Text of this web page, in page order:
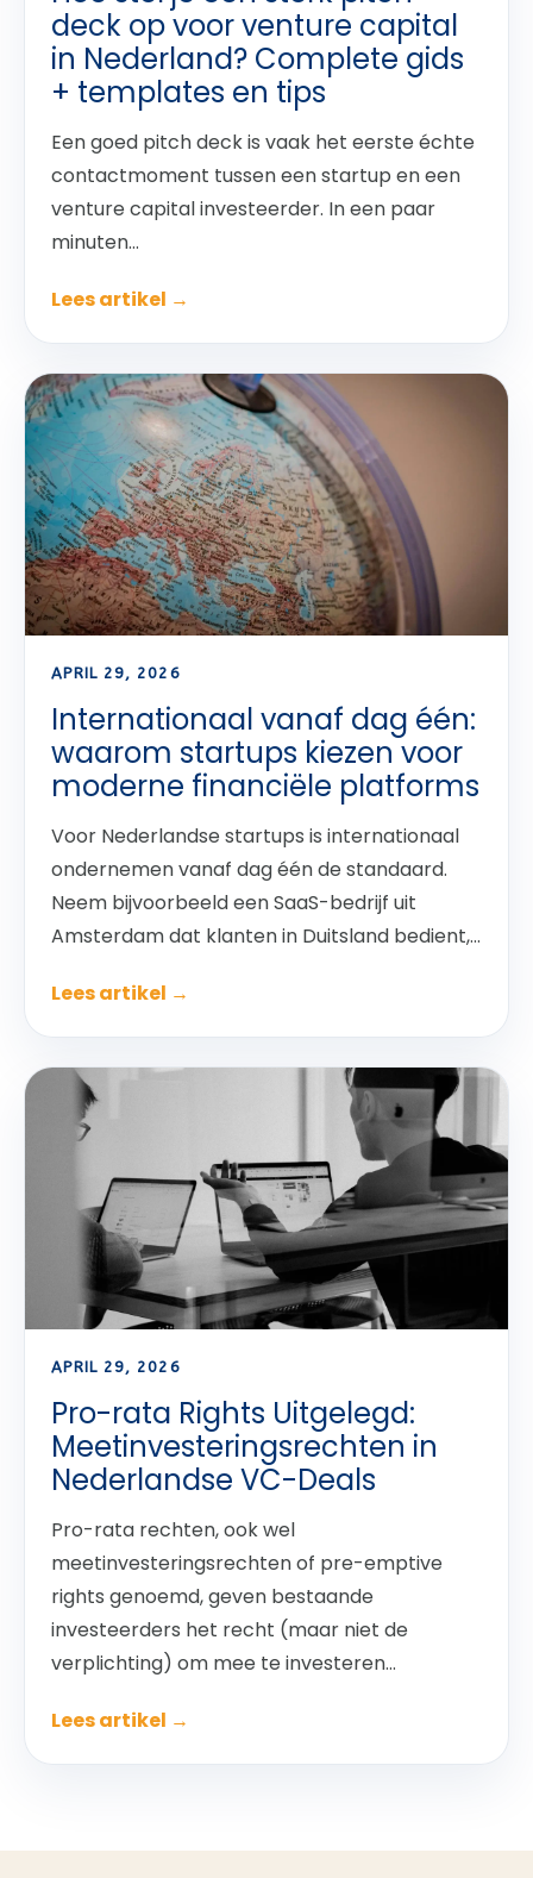
deck op voor venture capital
in Nederland? Complete gids
+ templates en tips
Een goed pitch deck is vaak het eerste échte
contactmoment tussen een startup en een
venture capital investeerder. In een paar
minuten...
Lees artikel →
APRIL 29, 2026
Internationaal vanaf dag één:
waarom startups kiezen voor
moderne financiële platforms
Voor Nederlandse startups is internationaal
ondernemen vanaf dag één de standaard.
Neem bijvoorbeeld een SaaS-bedrijf uit
Amsterdam dat klanten in Duitsland bedient,...
Lees artikel →
APRIL 29, 2026
Pro-rata Rights Uitgelegd:
Meetinvesteringsrechten in
Nederlandse VC-Deals
Pro-rata rechten, ook wel
meetinvesteringsrechten of pre-emptive
rights genoemd, geven bestaande
investeerders het recht (maar niet de
verplichting) om mee te investeren...
Lees artikel →